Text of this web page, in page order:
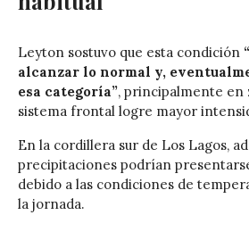
Leyton sostuvo que esta condición
alcanzar lo normal y,
esa categoría”, principalmente en
sistema frontal logre mayor
En la cordillera sur de Los Lagos,
precipitaciones podrían
debido a las condiciones de
la jornada.